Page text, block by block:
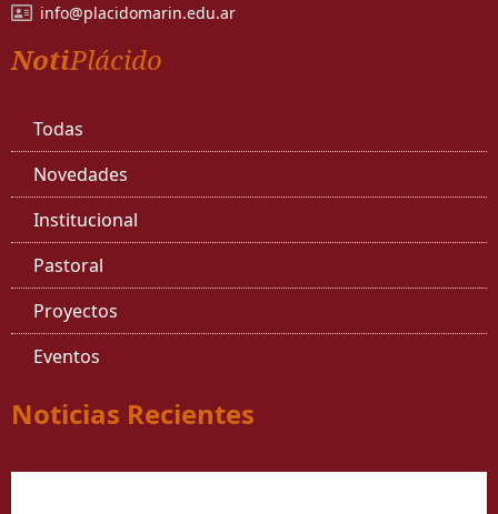
info@placidomarin.edu.ar
NotiPlácido
Todas
Novedades
Institucional
Pastoral
Proyectos
Eventos
Noticias Recientes